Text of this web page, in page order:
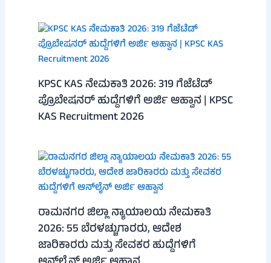
KPSC KAS ನೇಮಕಾತಿ 2026: 319 ಗೆಜೆಟೆಡ್
ಪ್ರೊಬೇಷನರ್ ಹುದ್ದೆಗಳಿಗೆ ಅರ್ಜಿ ಆಹ್ವಾನ | KPSC
KAS Recruitment 2026
ರಾಮನಗರ ಜಿಲ್ಲಾ ನ್ಯಾಯಾಲಯ ನೇಮಕಾತಿ
2026: 55 ಬೆರಳಚ್ಚುಗಾರರು, ಆದೇಶ
ಜಾರಿಕಾರರು ಮತ್ತು ಸೇವಕರ ಹುದ್ದೆಗಳಿಗೆ